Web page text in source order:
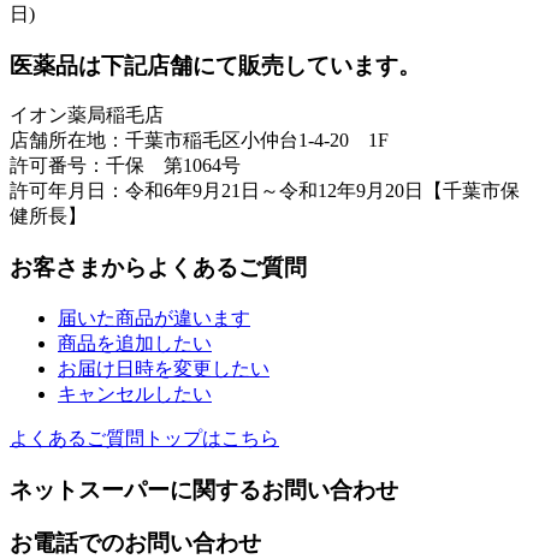
日)
医薬品は下記店舗にて販売しています。
イオン薬局稲毛店
店舗所在地：千葉市稲毛区小仲台1-4-20 1F
許可番号：千保 第1064号
許可年月日：令和6年9月21日～令和12年9月20日【千葉市保
健所長】
お客さまからよくあるご質問
届いた商品が違います
商品を追加したい
お届け日時を変更したい
キャンセルしたい
よくあるご質問トップはこちら
ネットスーパーに関するお問い合わせ
お電話でのお問い合わせ